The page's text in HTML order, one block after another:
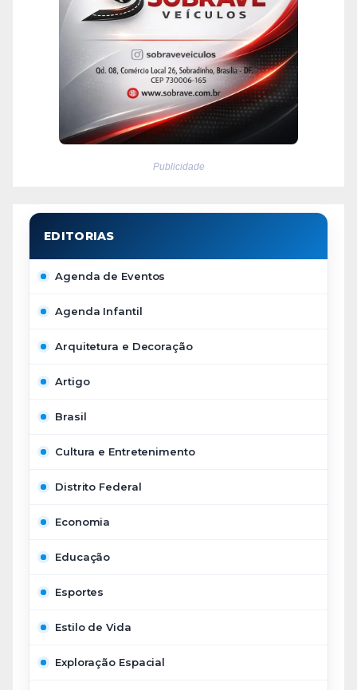
Publicidade
Agenda de Eventos
Agenda Infantil
Arquitetura e Decoração
Artigo
Brasil
Cultura e Entretenimento
Distrito Federal
Economia
Educação
Esportes
Estilo de Vida
Exploração Espacial